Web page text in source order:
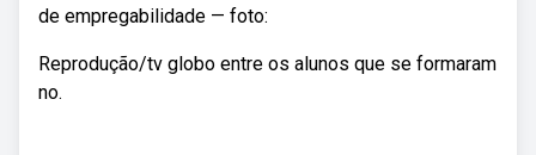
de empregabilidade — foto:
Reprodução/tv globo entre os alunos que se formaram
no.